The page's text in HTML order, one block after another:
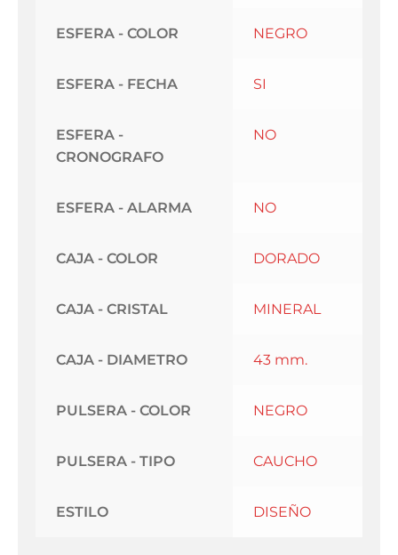
ESFERA - COLOR NEGRO
ESFERA - FECHA SI
ESFERA -
CRONOGRAFO
NO
ESFERA - ALARMA NO
CAJA - COLOR DORADO
CAJA - CRISTAL MINERAL
CAJA - DIAMETRO 43 mm.
PULSERA - COLOR NEGRO
PULSERA - TIPO CAUCHO
ESTILO DISEÑO